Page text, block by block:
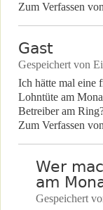
Zum Verfassen
Gast
Gespeichert von
Ich hätte mal eine
Lohntüte am
Betreiber am
Zum Verfassen
Wer
am
Gespeichert